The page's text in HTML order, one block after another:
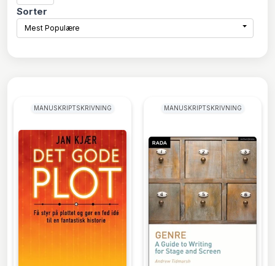
Sorter
Mest Populære
MANUSKRIPTSKRIVNING MANUSKRIPTSKRIVNING